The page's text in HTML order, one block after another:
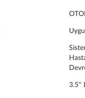
3.5''